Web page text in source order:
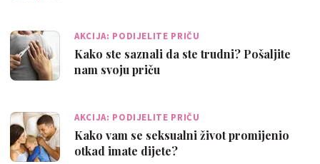
AKCIJA: PODIJELITE PRIČU
Kako ste saznali da ste trudni? Pošaljite
nam svoju priču
AKCIJA: PODIJELITE PRIČU
Kako vam se seksualni život promijenio
otkad imate dijete?